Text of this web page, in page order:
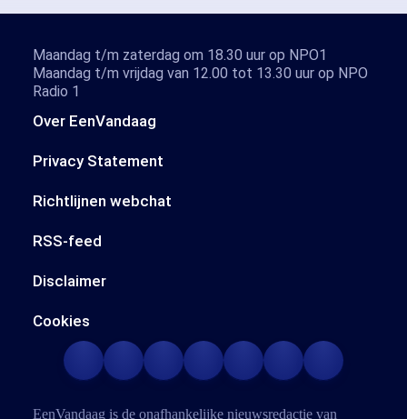
Over EenVandaag
Privacy Statement
Richtlijnen webchat
RSS-feed
Disclaimer
Cookies
Maandag t/m zaterdag om 18.30 uur op NPO1
Maandag t/m vrijdag van 12.00 tot 13.30 uur op NPO
Radio 1
EenVandaag is de onafhankelijke nieuwsredactie van